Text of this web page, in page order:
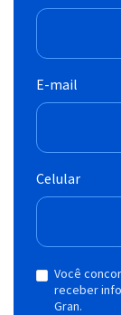
E-mail
Celular
Você
receber
Gran.